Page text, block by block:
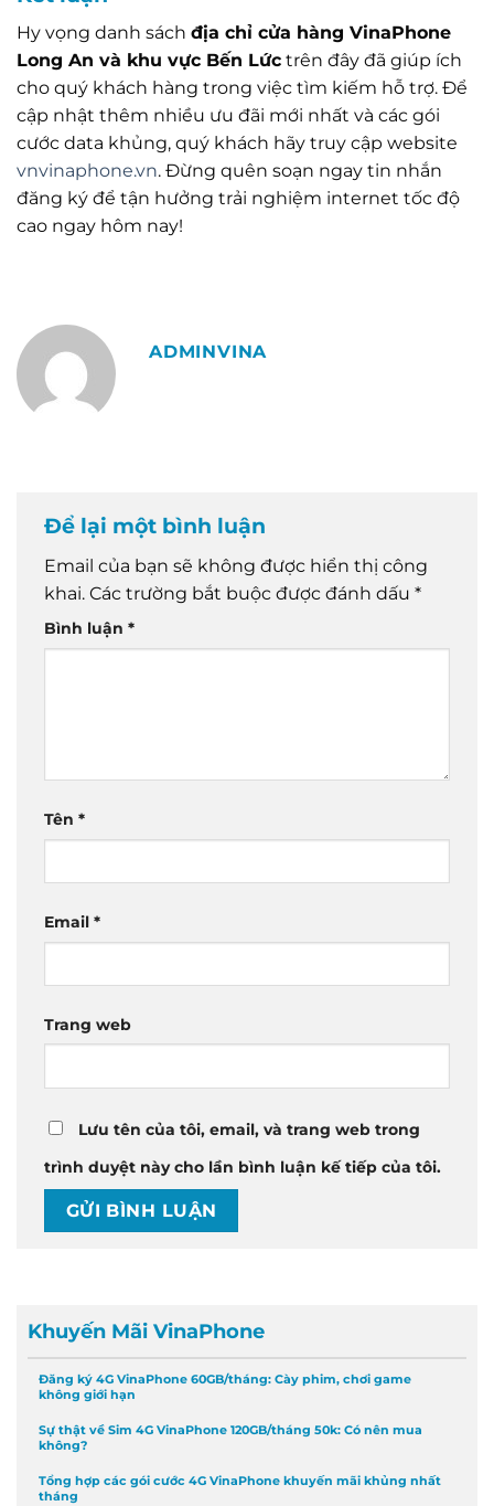
Hy vọng danh sách địa chỉ cửa hàng VinaPhone
Long An và khu vực Bến Lức trên đây đã giúp ích
cho quý khách hàng trong việc tìm kiếm hỗ trợ. Để
cập nhật thêm nhiều ưu đãi mới nhất và các gói
cước data khủng, quý khách hãy truy cập website
vnvinaphone.vn. Đừng quên soạn ngay tin nhắn
đăng ký để tận hưởng trải nghiệm internet tốc độ
cao ngay hôm nay!
ADMINVINA
Để lại một bình luận
Email của bạn sẽ không được hiển thị công
khai. Các trường bắt buộc được đánh dấu *
Bình luận *
Tên *
Email *
Trang web
Lưu tên của tôi, email, và trang web trong
trình duyệt này cho lần bình luận kế tiếp của tôi.
Khuyến Mãi VinaPhone
Đăng ký 4G VinaPhone 60GB/tháng: Cày phim, chơi game
không giới hạn
Sự thật về Sim 4G VinaPhone 120GB/tháng 50k: Có nên mua
không?
Tổng hợp các gói cước 4G VinaPhone khuyến mãi khủng nhất
tháng